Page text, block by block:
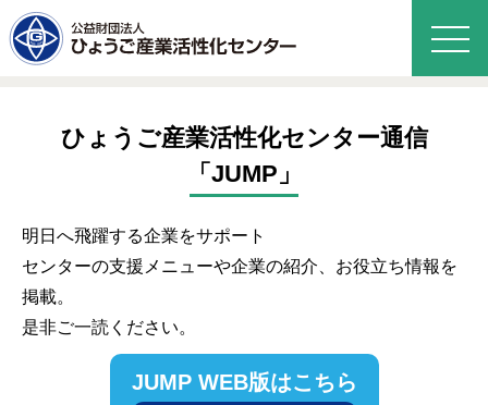
ひょうご産業活性化センター通信
「JUMP」
明日へ飛躍する企業をサポート
センターの支援メニューや企業の紹介、お役立ち情報を
掲載。
是非ご一読ください。
JUMP WEB版はこちら